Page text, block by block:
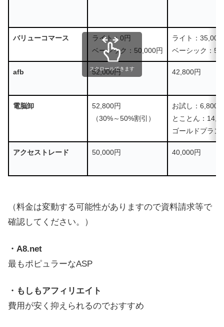
バリューコマース
ライト：0円
ベーシック：50,000円
ライト：35,000
ベーシック：
afb 52,000円 42,800円
電脳卸
52,800円
（30%～50%割引）
お試し：6,800
とことん：
ゴールドプラン
アクセストレード 50,000円 40,000円
スクロールできます
（料金は変動する可能性がありますので資料請求等で
確認してください。）
・A8.net
最もポピュラーなASP
・もしもアフィリエイト
費用が安く抑えられるのでおすすめ